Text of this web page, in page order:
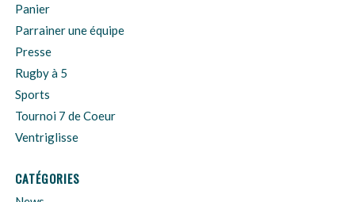
Panier
Parrainer une équipe
Presse
Rugby à 5
Sports
Tournoi 7 de Coeur
Ventriglisse
CATÉGORIES